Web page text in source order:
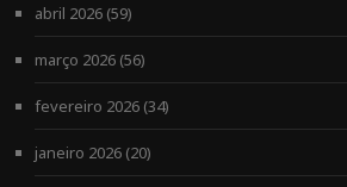
abril 2026(59)
março 2026(56)
fevereiro 2026(34)
janeiro 2026(20)